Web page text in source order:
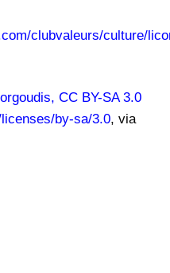
clubvaleurs/culture/
CC BY-SA 3.0
by-sa/3.0, via